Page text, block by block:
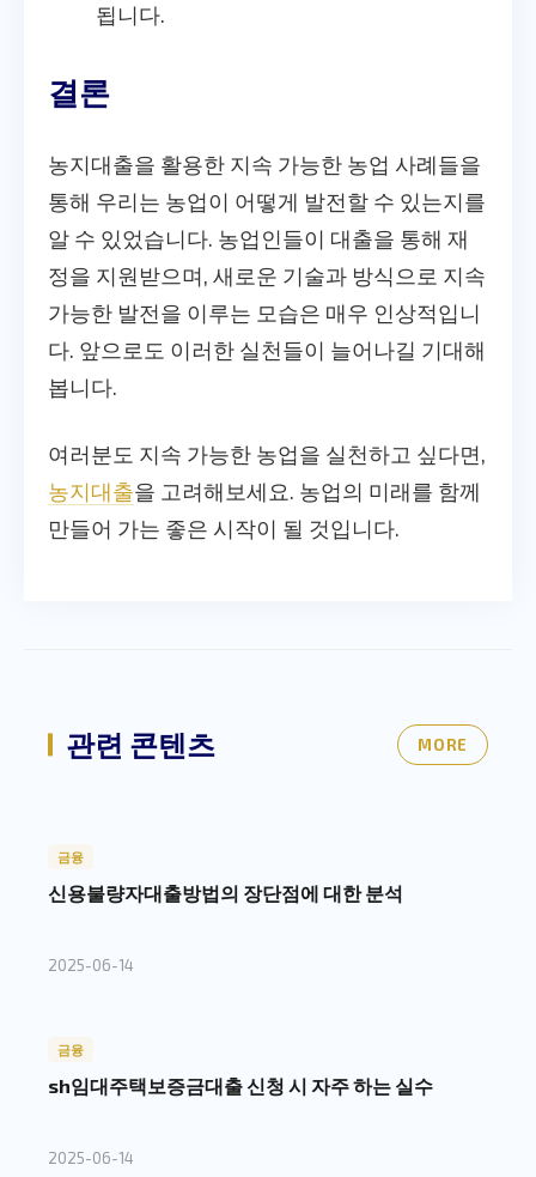
됩니다.
결론
농지대출을 활용한 지속 가능한 농업 사례들을
통해 우리는 농업이 어떻게 발전할 수 있는지를
알 수 있었습니다. 농업인들이 대출을 통해 재
정을 지원받으며, 새로운 기술과 방식으로 지속
가능한 발전을 이루는 모습은 매우 인상적입니
다. 앞으로도 이러한 실천들이 늘어나길 기대해
봅니다.
여러분도 지속 가능한 농업을 실천하고 싶다면,
농지대출을 고려해보세요. 농업의 미래를 함께
만들어 가는 좋은 시작이 될 것입니다.
관련 콘텐츠 MORE
금융
신용불량자대출방법의 장단점에 대한 분석
2025-06-14
금융
sh임대주택보증금대출 신청 시 자주 하는 실수
2025-06-14